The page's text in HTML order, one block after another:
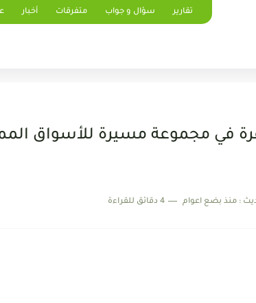
تقارير سؤال و جواب متفرقات أخبار
في مجموعة مسيرة للأسواق
: منذ بضع اعوام 4 دقائق للقراءة